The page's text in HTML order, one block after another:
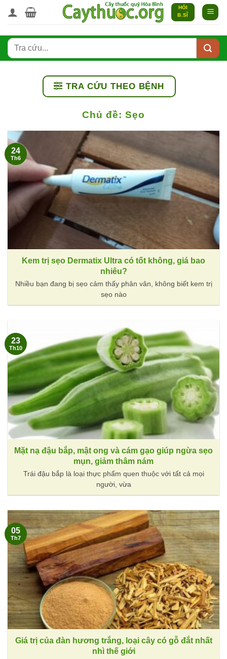
qua
dung
HỎI
B.SĨ
TRA CỨU THEO BỆNH
Chủ đề: Sẹo
Kem trị sẹo Dermatix Ultra có tốt không, giá bao
nhiêu?
Nhiều bạn đang bị sẹo cảm thấy phân vân, không biết kem trị
sẹo nào
24
Th6
Mặt nạ đậu bắp, mật ong và cám gạo giúp ngừa sẹo
mụn, giảm thâm nám
Trái đậu bắp là loại thực phẩm quen thuộc với tất cả mọi
người, vừa
23
Th10
Giá trị của đàn hương trắng, loại cây có gỗ đắt nhất
nhì thế giới
05
Th7